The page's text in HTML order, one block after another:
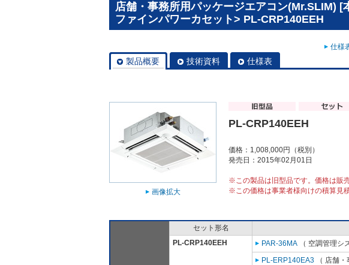
店舗・事務所用パッケージエアコン(Mr.SLIM)
ファインパワーカセット> PL-CRP140EEH
仕様
製品概要 技術資料 仕様表
画像拡大
PL-CRP140EEH
価格：1,008,000円（税別）
発売日：2015年02月01日
※この製品は旧型品です。価格は販
※この価格は事業者様向けの積算見
セット形名
PL-CRP140EEH
PAR-36MA （ 空調管理シ
PL-ERP140EA3 （ 店舗